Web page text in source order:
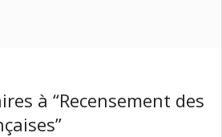
à “Recensement des